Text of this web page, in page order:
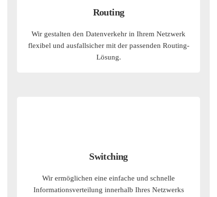
Routing
Wir gestalten den Datenverkehr in Ihrem Netzwerk
flexibel und ausfallsicher mit der passenden Routing-
Lösung.
Switching
Wir ermöglichen eine einfache und schnelle
Informationsverteilung innerhalb Ihres Netzwerks